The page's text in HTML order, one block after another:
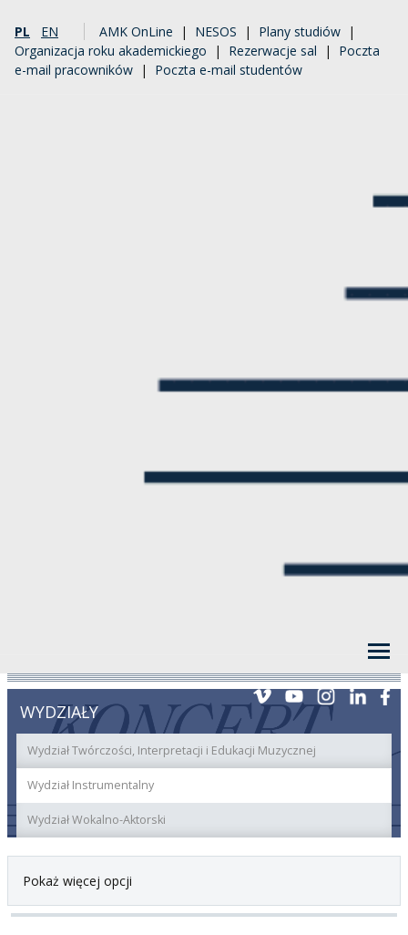
PL EN AMK OnLine | NESOS | Plany studiów |
Organizacja roku akademickiego | Rezerwacje sal | Poczta
e-mail pracowników | Poczta e-mail studentów
WYDZIAŁY
Wydział Twórczości, Interpretacji i Edukacji Muzycznej
Wydział Instrumentalny
Wydział Wokalno-Aktorski
Pokaż więcej opcji